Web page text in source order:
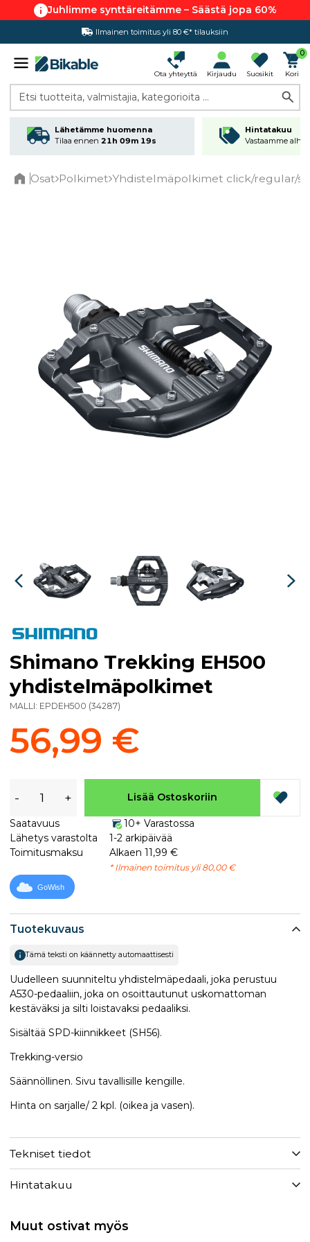
Juhlimme synttäreitämme – Säästä jopa 60%
Hintatakuu
Ota yhteyttä Kirjaudu Suosikit
0
Kori
Etsi tuotteita, valmistajia, kategorioita ...
Lähetämme huomenna
Tilaa ennen 21h 09m 19s
Hintatakuu
Vastaamme
Osat Polkimet Yhdistelmäpolkimet click/regular/
Tuotekuvaus
Tämä teksti on käännetty automaattisesti
Uudelleen suunniteltu yhdistelmäpedaali, joka perustuu
A530-pedaaliin, joka on osoittautunut uskomattoman
kestäväksi ja silti loistavaksi pedaaliksi.
Sisältää SPD-kiinnikkeet (SH56).
Trekking-versio
Säännöllinen. Sivu tavallisille kengille.
Hinta on sarjalle/ 2 kpl. (oikea ja vasen).
Tekniset tiedot
Hintatakuu
Shimano Trekking EH500
yhdistelmäpolkimet
MALLI: EPDEH500 (34287)
56,99 €
- + Lisää Ostoskoriin
Saatavuus
10+ Varastossa
Lähetys varastolta
1-2 arkipäivää
Toimitusmaksu
Alkaen 11,99 €
* Ilmainen toimitus yli 80,00 €
GoWish
Muut ostivat myös